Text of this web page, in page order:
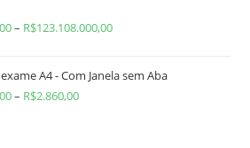
– R$123.108.000,00
A4 - Com Janela sem Aba
– R$2.860,00